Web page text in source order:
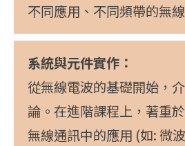
不同應用、不同頻帶的無
系統與元件實作：
從無線電波的基礎開始，
論。在進階課程上，著重
無線通訊中的應用 (如: 微